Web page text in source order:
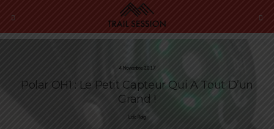
4 Novembre 2017
Polar OH1 : Le Petit Capteur Qui A Tout D’un
Grand !
Loïc Roig